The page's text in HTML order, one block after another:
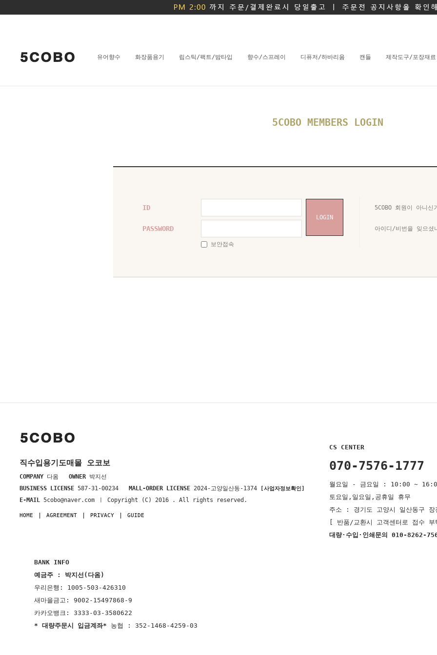
유어향수 화장품용기 립스틱/팩트/밤타입 향수/스프레이 디퓨저/하바리움 캔들 제작도구/포장재료
5COBO MEMBERS LOGIN
ID
PASSWORD
LOGIN
보안접속
5COBO 회원이 아니신
아이디/비번을 잊으셨
직수입용기도매몰 오코보
COMPANY 다옴 OWNER 박지선
BUSINESS LICENSE 587-31-00234 MALL-ORDER LICENSE 2024-고양일산동-1374 [사업자정보확인]
E-MAIL 5cobo@naver.com ㅣ Copyright (C) 2016 . All rights reserved.
HOME AGREEMENT PRIVACY GUIDE
CS CENTER
070-7576-1777
월요일 - 금요일 : 10:00 ~
토요일,일요일,공휴일 휴무
주소 : 경기도 고양시 일산동구 장
[ 반품/교환시 고객센터로 접수 부
대량·수입·인쇄문의 010-8262-
BANK INFO
예금주 : 박지선(다옴)
우리은행: 1005-503-426310
새마을금고: 9002-15497868-9
카카오뱅크: 3333-03-3580622
* 대량주문시 입금계좌* 농협 : 352-1468-4259-03